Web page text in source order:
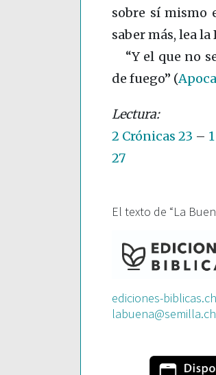
sobre sí mismo
saber más, lea
“Y el que no
de fuego” (
2 Crónicas 23 –
27
El texto de “La
ediciones-biblicas.ch
labuena@semilla.ch